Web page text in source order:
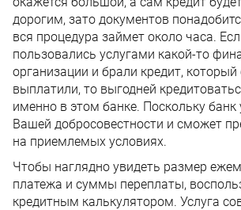
дорогим, зато документов
вся процедура займет около часа.
пользовались услугами какой-то
организации и брали кредит,
выплатили, то выгодней
именно в этом банке. Поскольку банк
Вашей добросовестности и сможет
на приемлемых условиях.
Чтобы наглядно увидеть размер
платежа и суммы переплаты,
кредитным калькулятором. Услуга